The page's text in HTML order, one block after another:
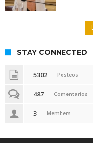
STAY CONNECTED
5302 Posteos
487 Comentarios
3 Members